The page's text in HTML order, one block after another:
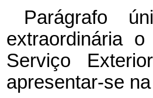
Parágrafo
extraordinária
Serviço
apresentar-se